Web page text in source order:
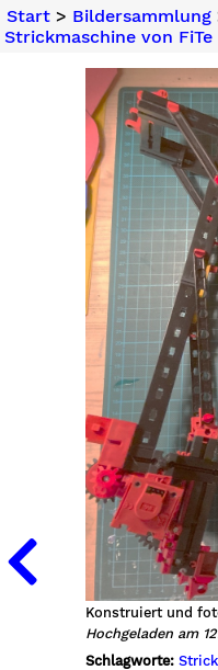
Start> Bildersammlung
Strickmaschine von FiTe
Konstruiert und
Hochgeladen am
Schlagworte: